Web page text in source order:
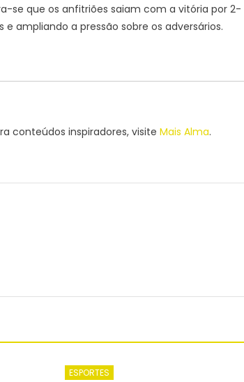
se que os anfitriões saiam com a vitória por 2-
ampliando a pressão sobre os adversários.
conteúdos inspiradores, visite Mais Alma.
ESPORTES